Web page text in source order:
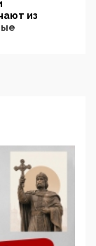
из
но
намерено
право
от